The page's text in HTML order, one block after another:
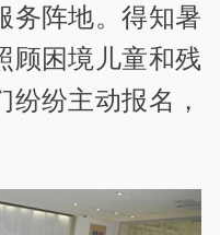
务阵地。得知暑
顾困境儿童和残
纷主动报名，